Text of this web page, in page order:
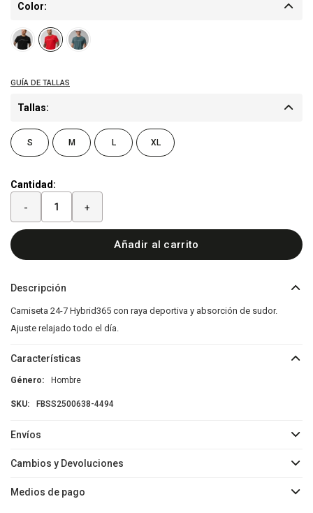
Color:
Tallas:
S M L XL
Cantidad:
- +
Añadir al carrito
Descripción
Camiseta 24-7 Hybrid365 con raya deportiva y absorción de sudor.
Ajuste relajado todo el día.
Características
Género Hombre
FBSS2500638-4494
Envíos
Cambios y Devoluciones
Medios de pago